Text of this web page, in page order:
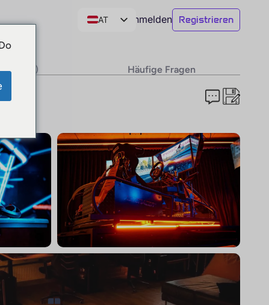
AT
EN
Anmelden Registrieren
(0) Häufige Fragen